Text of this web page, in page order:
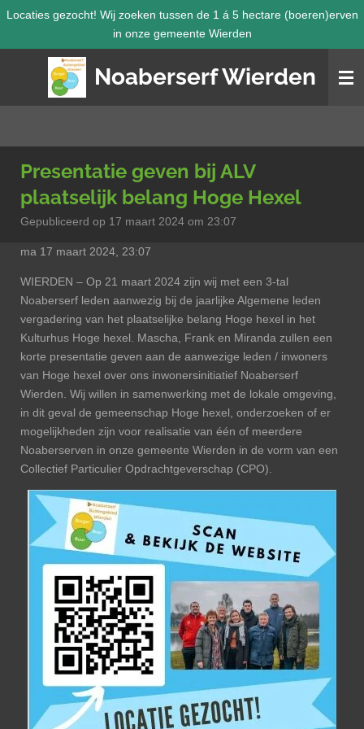
Ga
hoofdinhoud
Noaberserf Wierden
Locaties gezocht! Wij zoeken tussen de 1 á 5 hectare (boeren)erven
in onze gemeente Wierden
Presentatie geven bij ALV
plaatselijk belang Hoge Hexel
Gepubliceerd op 17 maart 2024 om 23:07
ma 17 maart 2024, 23:07
WIERDEN – Op 21 maart 2024 zijn wij met een 3-tal
Noaberserf leden aanwezig bij de jaarlijke Algemene leden
vergadering van het plaatselijke belang Hoge hexel in het
Kulturhus Hoge hexel. Mascha, Frank en Miranda zullen een
korte presentatie geven aan de aanwezige leden / inwoners
van Hoge hexel over ons inwonersinitiatief Noaberserf
Wierden. Wij willen in samenwerking met de lokale omgeving,
in dit geval de gemeenschap Hoge hexel, onderzoeken of er
mogelijkheden zijn voor realisatie van één of meerdere
Noaberserven in onze gemeente Wierden in de vorm van een
Collectief Particulier Opdrachtgeverschap (CPO).